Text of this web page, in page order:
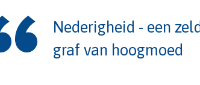
Nederigheid - een
graf van hoogmoed